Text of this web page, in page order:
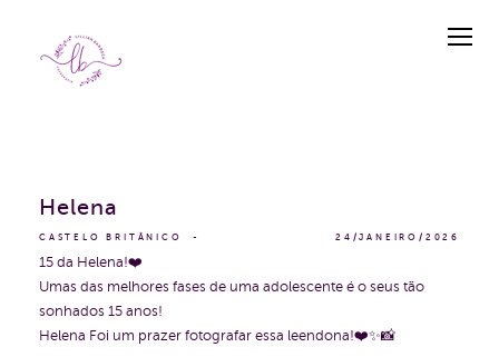
CASTELO BRITÂNICO 24/JANEIRO/2026
Helena
15 da Helena!❤️
Umas das melhores fases de uma adolescente é o seus tão
sonhados 15 anos!
Helena Foi um prazer fotografar essa leendona!❤️✨📸